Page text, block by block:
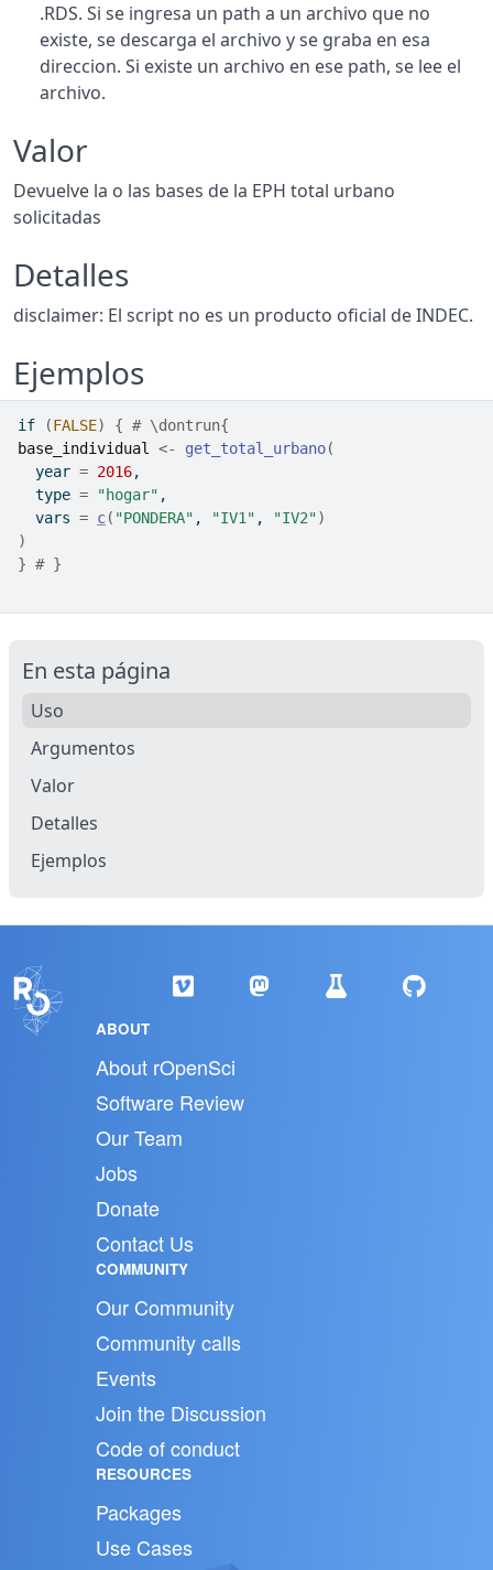
.RDS. Si se ingresa un path a un archivo que no
existe, se descarga el archivo y se graba en esa
direccion. Si existe un archivo en ese path, se lee el
archivo.
Valor
Devuelve la o las bases de la EPH total urbano
solicitadas
Detalles
disclaimer: El script no es un producto oficial de INDEC.
Ejemplos
if (FALSE) { # \dontrun{
base_individual
<- get_total_urbano(
  year
= 2016,
  type
= "hogar" ,
  vars
= c( "PONDERA" , "IV1" , "IV2")
)
} # }
En esta página
Uso
Argumentos
Valor
Detalles
Ejemplos
ABOUT
About rOpenSci
Software Review
Our Team
Jobs
Donate
Contact Us
COMMUNITY
Our Community
Community calls
Events
Join the Discussion
Code of conduct
RESOURCES
Packages
Use Cases